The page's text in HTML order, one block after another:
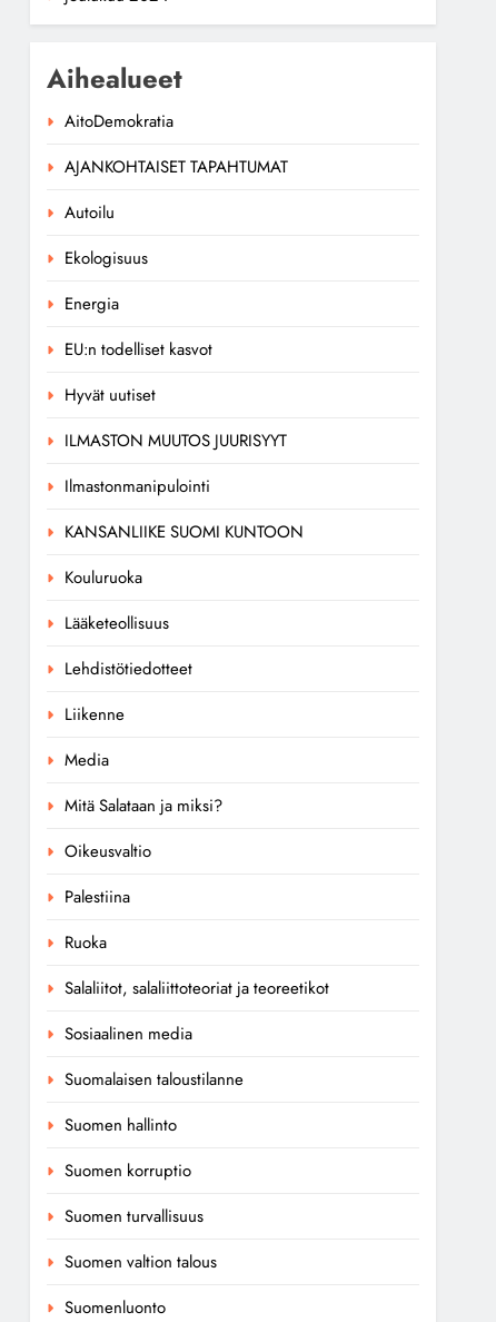
Aihealueet
AitoDemokratia
AJANKOHTAISET TAPAHTUMAT
Autoilu
Ekologisuus
Energia
EU:n todelliset kasvot
Hyvät uutiset
ILMASTON MUUTOS JUURISYYT
Ilmastonmanipulointi
KANSANLIIKE SUOMI KUNTOON
Kouluruoka
Lääketeollisuus
Lehdistötiedotteet
Liikenne
Media
Mitä Salataan ja miksi?
Oikeusvaltio
Palestiina
Ruoka
Salaliitot, salaliittoteoriat ja teoreetikot
Sosiaalinen media
Suomalaisen taloustilanne
Suomen hallinto
Suomen korruptio
Suomen turvallisuus
Suomen valtion talous
Suomenluonto